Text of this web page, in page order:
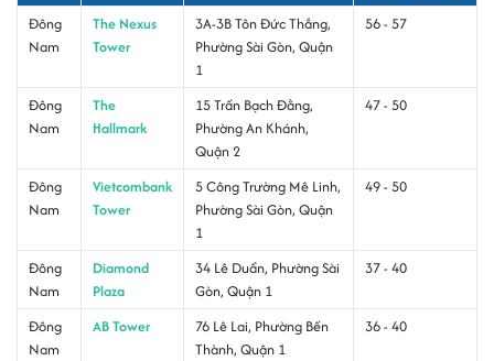
Đông
Nam
The Nexus
Tower
3A-3B Tôn Đức Thắng,
Phường Sài Gòn, Quận
1
56 - 57
Đông
Nam
The
Hallmark
15 Trần Bạch Đằng,
Phường An Khánh,
Quận 2
47 - 50
Đông
Nam
Vietcombank
Tower
5 Công Trường Mê Linh,
Phường Sài Gòn, Quận
1
49 - 50
Đông
Nam
Diamond
Plaza
34 Lê Duẩn, Phường Sài
Gòn, Quận 1
37 - 40
Đông
Nam
AB Tower
76 Lê Lai, Phường Bến
Thành, Quận 1
36 - 40